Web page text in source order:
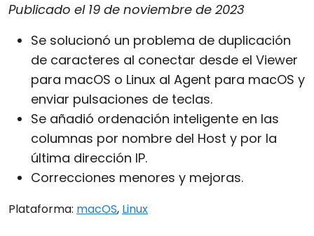
Publicado el 19 de noviembre de 2023
Se solucionó un problema de duplicación
de caracteres al conectar desde el Viewer
para macOS o Linux al Agent para macOS y
enviar pulsaciones de teclas.
Se añadió ordenación inteligente en las
columnas por nombre del Host y por la
última dirección IP.
Correcciones menores y mejoras.
Plataforma: macOS, Linux